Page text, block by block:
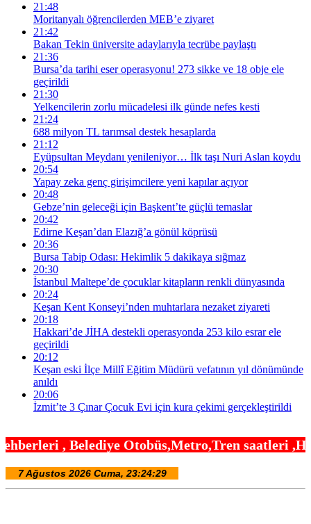
21:48
Moritanyalı öğrencilerden MEB’e ziyaret
21:42
Bakan Tekin üniversite adaylarıyla tecrübe paylaştı
21:36
Bursa’da tarihi eser operasyonu! 273 sikke ve 18 obje ele
geçirildi
21:30
Yelkencilerin zorlu mücadelesi ilk günde nefes kesti
21:24
688 milyon TL tarımsal destek hesaplarda
21:12
Eyüpsultan Meydanı yenileniyor… İlk taşı Nuri Aslan koydu
20:54
Yapay zeka genç girişimcilere yeni kapılar açıyor
20:48
Gebze’nin geleceği için Başkent’te güçlü temaslar
20:42
Edirne Keşan’dan Elazığ’a gönül köprüsü
20:36
Bursa Tabip Odası: Hekimlik 5 dakikaya sığmaz
20:30
İstanbul Maltepe’de çocuklar kitapların renkli dünyasında
20:24
Keşan Kent Konseyi’nden muhtarlara nezaket ziyareti
20:18
Hakkari’de JİHA destekli operasyonda 253 kilo esrar ele
geçirildi
20:12
Keşan eski İlçe Millî Eğitim Müdürü vefatının yıl dönümünde
anıldı
20:06
İzmit’te 3 Çınar Çocuk Evi için kura çekimi gerçekleştirildi
Otobüs,Metro,Tren saatleri